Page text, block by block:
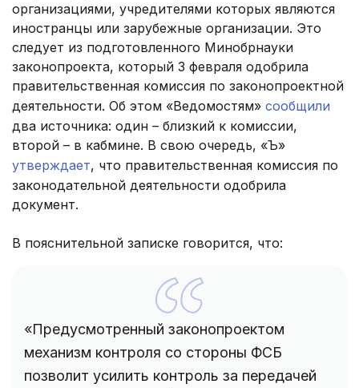
организациями, учредителями которых являются
иностранцы или зарубежные организации. Это
следует из подготовленного Минобрнауки
законопроекта, который 3 февраля одобрила
правительственная комиссия по законопроектной
деятельности. Об этом «Ведомостям» сообщили
два источника: один – близкий к комиссии,
второй – в кабмине. В свою очередь, «Ъ»
утверждает, что правительственная комиссия по
законодательной деятельности одобрила
документ.
В пояснительной записке говорится, что:
«Предусмотренный законопроектом
механизм контроля со стороны ФСБ
позволит усилить контроль за передачей